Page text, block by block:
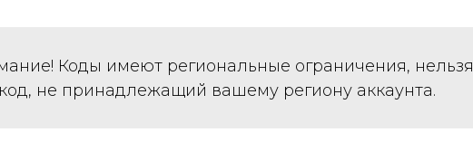
Коды имеют региональные ограничения, нельзя
не принадлежащий вашему региону аккаунта.